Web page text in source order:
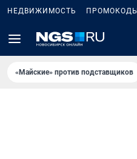
НЕДВИЖИМОСТЬ ПРОМОКОДЫ
«Майские» против подставщиков